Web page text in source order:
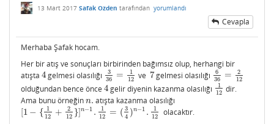
13 Mart 2017 Safak Ozden tarafından yorumlandı
Cevapla
Merhaba Şafak hocam.
Her bir atış ve sonuçları birbirinden bağımsız olup, herhangi bir
atışta 4
4gelmesi olasılığı
3
36
=
1
12
336=1 12 ve 7
7gelmesi olasılığı
6
36
=
2
12
636=2 12
olduğundan bence önce 4
4gelir diyenin kazanma olasılığı
1
12
112dir.
Ama bunu örneğin n.
n. atışta kazanma olasılığı
[1 − { 1
12
+
2
12 }] n−1 .
1
12
= ( 3
4 )n−1 .
1
12
1 −{1 12+ 212 }]n − 1.112 =(3 4)n −1112
olacaktır.